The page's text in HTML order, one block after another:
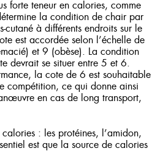
forte teneur en calories, comme
la condition de chair par
cutané à différents endroits sur le
est accordée selon l’échelle de
et 9 (obèse). La condition
devrait se situer entre 5 et 6.
la cote de 6 est souhaitable
compétition, ce qui donne ainsi
en cas de long transport,
calories : les protéines, l’amidon,
est que la source de calories